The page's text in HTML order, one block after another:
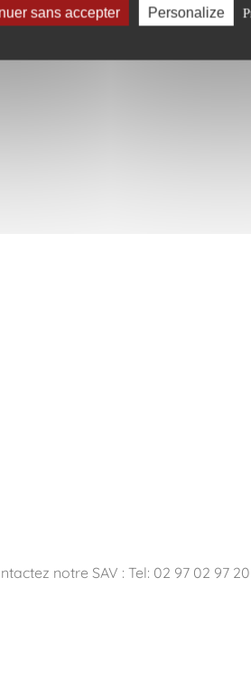
sans accepter Personalize
notre SAV : Tel: 02 97 02 97